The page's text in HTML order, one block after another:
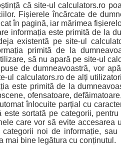
că site-ul calculators.ro
Fișierele încărcate de
în pagină, iar mărimea
informația este primită de la
existentă pe site-ul
primită de la
să nu apară pe site-ul
de dumneavoastră, vor
ul calculators.ro de alți
este primită de la
ofensatoare,
înlocuite parțial cu
este sortată pe categorii,
care vor să evite
noi de informație,
mai bine legătura cu conținutul.